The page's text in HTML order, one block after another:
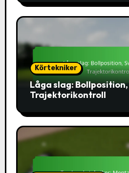
Körtekniker
Låga slag:
Trajektorikontroll